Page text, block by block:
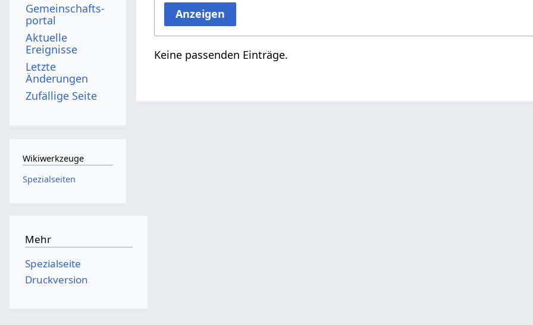
Anzeigen
Keine passenden Einträge.
Gemeinschafts­
portal
Aktuelle
Ereignisse
Letzte
Änderungen
Zufällige Seite
Wikiwerkzeuge
Spezialseiten
Mehr
Spezialseite
Druckversion